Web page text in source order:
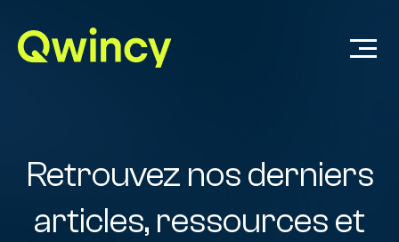
Retrouvez nos derniers
articles, ressources et